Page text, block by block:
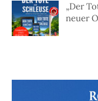
„Der
neuer